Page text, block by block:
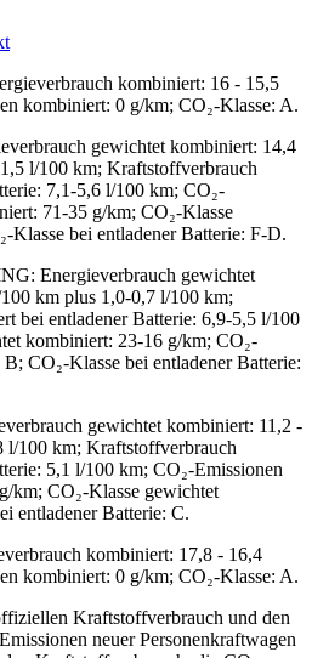
kombiniert: 16 - 15,5
kombiniert: 0 g/km; CO₂-Klasse: A.
gewichtet kombiniert: 14,4
l/100 km; Kraftstoffverbrauch
7,1-5,6 l/100 km; CO₂-
71-35 g/km; CO₂-Klasse
Klasse bei entladener Batterie: F-D.
: Energieverbrauch gewichtet
km plus 1,0-0,7 l/100 km;
bei entladener Batterie: 6,9-5,5 l/100
kombiniert: 23-16 g/km; CO₂-
CO₂-Klasse bei entladener Batterie:
gewichtet kombiniert: 11,2 -
l/100 km; Kraftstoffverbrauch
5,1 l/100 km; CO₂-Emissionen
km; CO₂-Klasse gewichtet
entladener Batterie: C.
kombiniert: 17,8 - 16,4
kombiniert: 0 g/km; CO₂-Klasse: A.
Kraftstoffverbrauch und den
neuer Personenkraftwagen